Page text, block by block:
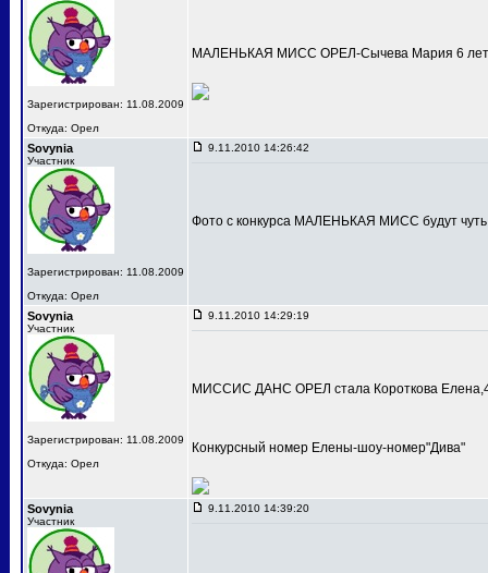
Зарегистрирован: 11.08.2009
Откуда: Орел
МАЛЕНЬКАЯ МИСС ОРЕЛ-Сычева Мария 6
Sovynia
Участник
Зарегистрирован: 11.08.2009
Откуда: Орел
9.11.2010 14:26:42
Фото с конкурса МАЛЕНЬКАЯ МИСС будут
Sovynia
Участник
Зарегистрирован: 11.08.2009
Откуда: Орел
9.11.2010 14:29:19
МИССИС ДАНС ОРЕЛ стала Короткова
Конкурсный номер Елены-шоу-номер"Дива"
Sovynia
Участник
9.11.2010 14:39:20